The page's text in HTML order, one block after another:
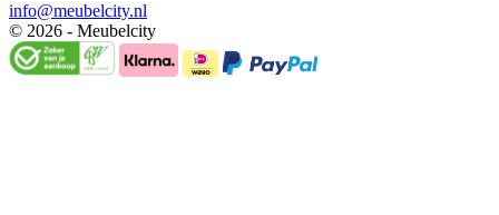
info@meubelcity.nl
© 2026 - Meubelcity